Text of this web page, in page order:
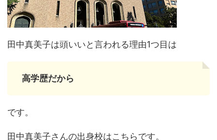
田中真美子は頭いいと言われる理由1つ目は
高学歴だから
です。
田中真美子さんの出身校はこちらです。